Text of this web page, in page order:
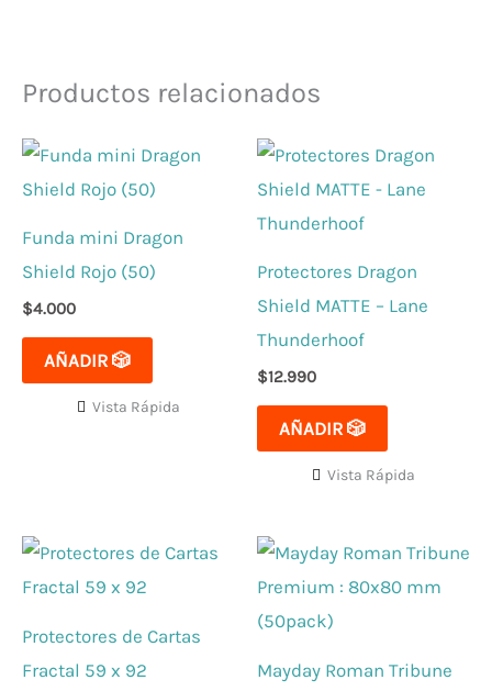
Productos relacionados
Funda mini Dragon
Shield Rojo (50)
$4.000
AÑADIR 🎲
Vista Rápida
Protectores Dragon
Shield MATTE – Lane
Thunderhoof
$12.990
AÑADIR 🎲
Vista Rápida
Protectores de Cartas
Fractal 59 x 92
Mayday Roman Tribune